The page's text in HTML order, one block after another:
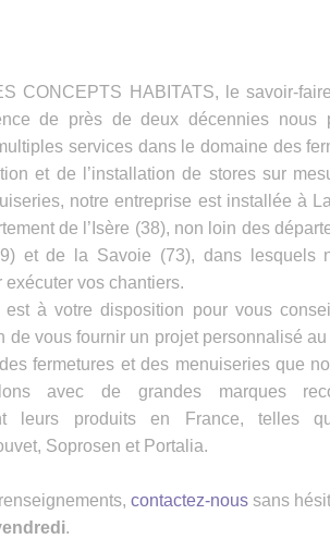
CONCEPTS HABITATS, le savoir-
de près de deux décennies nous
services dans le domaine des
et de l’installation de stores sur
notre entreprise est installée à
de l’Isère (38), non loin des
et de la Savoie (73), dans lesquels
exécuter vos chantiers.
est à votre disposition pour vous
de vous fournir un projet personnalisé
fermetures et des menuiseries que
avec de grandes marques
leurs produits en France, telles
Soprosen et Portalia.
contactez-nous sans
.